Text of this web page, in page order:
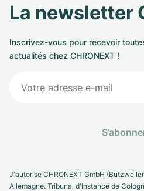
La newsletter
Inscrivez-vous pour recevoir
actualités chez CHRONEXT !
J'autorise CHRONEXT GmbH
Allemagne. Tribunal d'Instance de